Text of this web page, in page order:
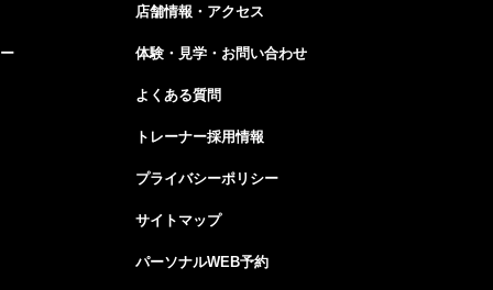
店舗情報・アクセス
体験・見学・お問い合わせ
よくある質問
トレーナー採用情報
プライバシーポリシー
サイトマップ
パーソナルWEB予約